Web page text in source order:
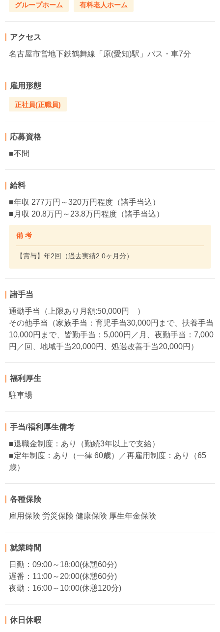
グループホーム 有料老人ホーム
アクセス
名古屋市営地下鉄鶴舞線「原(愛知)駅」バス・車7分
雇用形態
正社員(正職員)
応募資格
■不問
給料
■年収 277万円～320万円程度（諸手当込）
■月収 20.8万円～23.8万円程度（諸手当込）
備 考
【賞与】年2回（過去実績2.0ヶ月分）
諸手当
通勤手当（上限あり月額:50,000円 ）
その他手当（家族手当：育児手当30,000円まで、扶養手当
10,000円まで、皆勤手当：5,000円／月、夜勤手当：7,000
円／回、地域手当20,000円、処遇改善手当20,000円）
福利厚生
駐車場
手当/福利厚生備考
■退職金制度：あり（勤続3年以上で支給）
■定年制度：あり（一律 60歳）／再雇用制度：あり（65
歳）
各種保険
雇用保険 労災保険 健康保険 厚生年金保険
就業時間
日勤：09:00～18:00(休憩60分)
遅番：11:00～20:00(休憩60分)
夜勤：16:00～10:00(休憩120分)
休日休暇